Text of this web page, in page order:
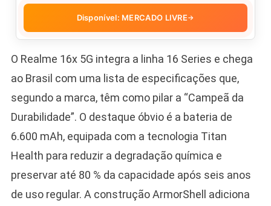
Disponível: MERCADO LIVRE→
O Realme 16x 5G integra a linha 16 Series e chega
ao Brasil com uma lista de especificações que,
segundo a marca, têm como pilar a “Campeã da
Durabilidade”. O destaque óbvio é a bateria de
6.600 mAh, equipada com a tecnologia Titan
Health para reduzir a degradação química e
preservar até 80 % da capacidade após seis anos
de uso regular. A construção ArmorShell adiciona